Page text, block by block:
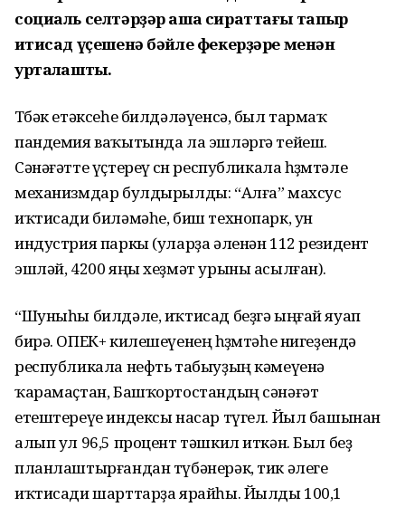
социаль селтәрҙәр аша сираттағы тапҡыр
иҡтисад үҫешенә бәйле фекерҙәре менән
уртаҡлашты.
Төбәк етәксеһе билдәләүенсә, был тармаҡ
пандемия ваҡытында ла эшләргә тейеш.
Сәнәғәтте үҫтереү өсөн республикала һөҙөмтәле
механизмдар булдырылды: “Алға” махсус
иҡтисади биләмәһе, биш технопарк, ун
индустрия паркы (уларҙа әленән 112 резидент
эшләй, 4200 яңы хеҙмәт урыны асылған).
“Шуныһы билдәле, иҡтисад беҙгә ыңғай яуап
бирә. ОПЕК+ килешеүенең һөҙөмтәһе нигеҙендә
республикала нефть табыуҙың кәмеүенә
ҡарамаҫтан, Башҡортостандың сәнәғәт
етештереүе индексы насар түгел. Йыл башынан
алып ул 96,5 процент тәшкил иткән. Был беҙ
планлаштырғандан түбәнерәк, тик әлеге
иҡтисади шарттарҙа ярайһы. Йылды 100,1